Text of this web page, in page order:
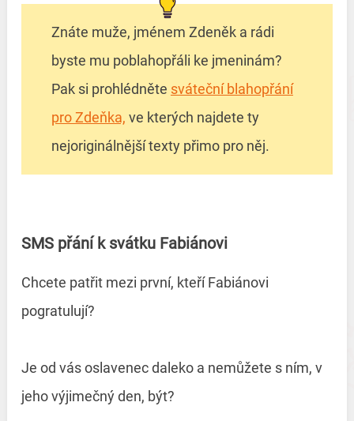
Znáte muže, jménem Zdeněk a rádi
byste mu poblahopřáli ke jmeninám?
Pak si prohlédněte sváteční blahopřání
pro Zdeňka, ve kterých najdete ty
nejoriginálnější texty přimo pro něj.
SMS přání k svátku Fabiánovi
Chcete patřit mezi první, kteří Fabiánovi
pogratulují?
Je od vás oslavenec daleko a nemůžete s ním, v
jeho výjimečný den, být?